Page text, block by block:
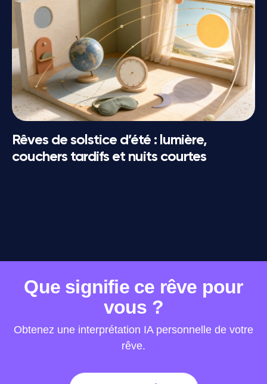
Que signifie ce rêve pour
vous ?
Obtenez une interprétation IA personnelle de votre
rêve.
Rêves de solstice d’été : lumière,
couchers tardifs et nuits courtes